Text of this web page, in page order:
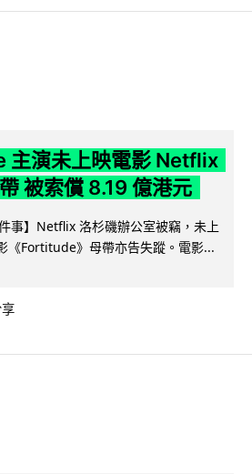
主演未上映電影 Netflix
被索償 8.19 億港元
事】Netflix 洛杉磯辦公室被竊，未上
《Fortitude》母帶亦告失蹤。電影...